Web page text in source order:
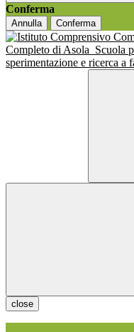
Conferma
Annulla Conferma
Completo di Asola Scuola
sperimentazione e ricerca a
close